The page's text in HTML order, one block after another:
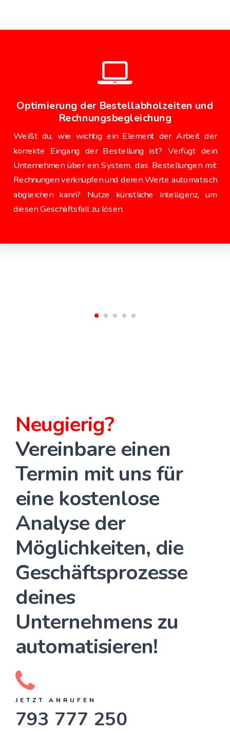
Kontraktoren
Konfigurator
System management
Register der Lieferanten
Lieferantenportal
Optimierung der Bestellabholzeiten und
Rechnungsbegleichung
Weißt du, wie wichtig ein Element der Arbeit der
korrekte Eingang der Bestellung ist? Verfügt dein
Unternehmen über ein System, das Bestellungen mit
Rechnungen verknüpfen und deren Werte automatisch
abgleichen kann? Nutze künstliche Intelligenz, um
diesen Geschäftsfall zu lösen.
Neugierig?
Vereinbare einen
Termin mit uns für
eine kostenlose
Analyse der
Möglichkeiten, die
Geschäftsprozesse
deines
Unternehmens zu
automatisieren!
JETZT ANRUFEN
793 777 250